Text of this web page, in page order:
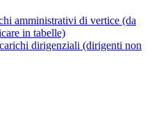
amministrativi di vertice (da
in tabelle)
dirigenziali (dirigenti non